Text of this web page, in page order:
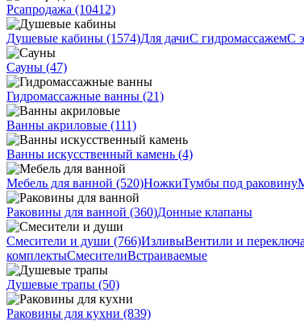
Рсапродажа (10412)
Душевые кабины (1574)Для дачиС гидромассажемС
Сауны (47)
Гидромассажные ванны (21)
Ванны акриловые (111)
Ванны искусственный камень (4)
Мебель для ванной (520)НожкиТумбы под раковину
Раковины для ванной (360)Донные клапаны
Смесители и души (766)ИзливыВентили и
комплектыСмесителиВстраиваемые
Душевые трапы (50)
Раковины для кухни (839)